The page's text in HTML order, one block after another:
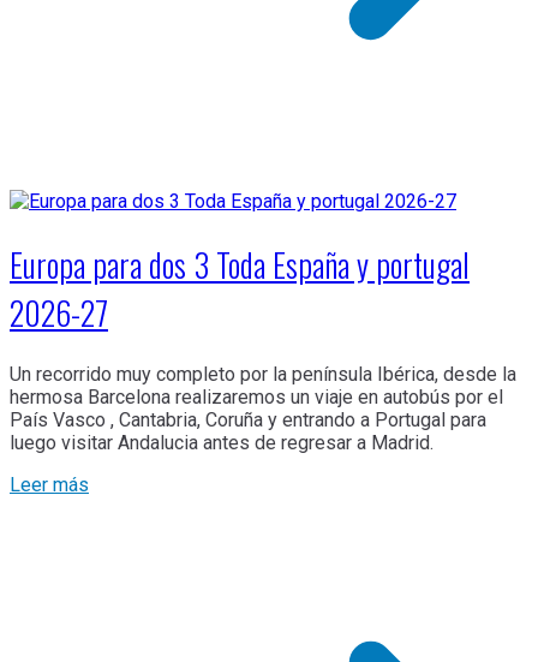
Europa para dos 3 Toda España y portugal
2026-27
Un recorrido muy completo por la península Ibérica, desde la
hermosa Barcelona realizaremos un viaje en autobús por el
País Vasco , Cantabria, Coruña y entrando a Portugal para
luego visitar Andalucia antes de regresar a Madrid.
Leer más